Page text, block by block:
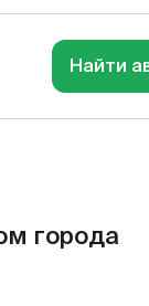
Найти
города